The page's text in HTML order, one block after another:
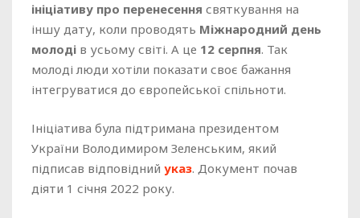
ініціативу про перенесення святкування на
іншу дату, коли проводять Міжнародний день
молоді в усьому світі. А це 12 серпня. Так
молоді люди хотіли показати своє бажання
інтегруватися до європейської спільноти.
Ініціатива була підтримана президентом
України Володимиром Зеленським, який
підписав відповідний указ. Документ почав
діяти 1 січня 2022 року.